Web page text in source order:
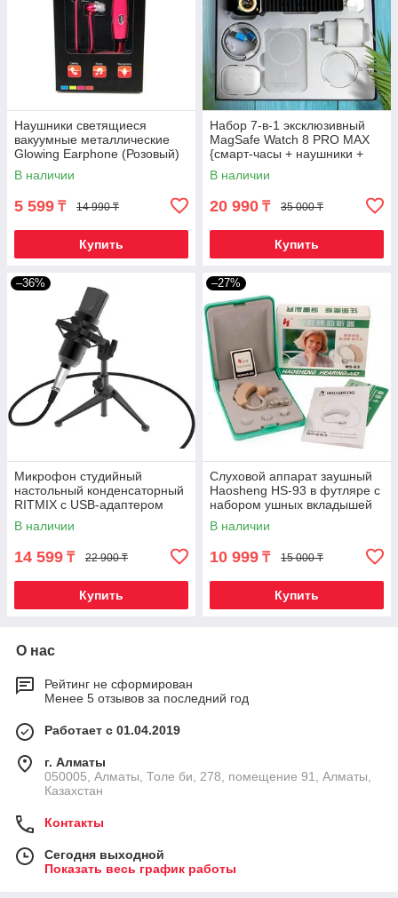
Наушники светящиеся
вакуумные металлические
Glowing Earphone (Розовый)
В наличии
5 599 ₸ 14 990 ₸
Купить
Набор 7-в-1 эксклюзивный
MagSafe Watch 8 PRO MAX
{смарт-часы + наушники +
powerbank + зарядки}
(Черный)
В наличии
20 990 ₸ 35 000 ₸
Купить
–36%
Микрофон студийный
настольный конденсаторный
RITMIX с USB-адаптером
RDM-160
В наличии
14 599 ₸ 22 900 ₸
Купить
–27%
Слуховой аппарат заушный
Haosheng HS-93 в футляре с
набором ушных вкладышей
В наличии
10 999 ₸ 15 000 ₸
Купить
О нас
Рейтинг не сформирован
Менее 5 отзывов за последний год
Работает с 01.04.2019
г. Алматы
050005, Алматы, Толе би, 278, помещение 91, Алматы,
Казахстан
Контакты
Сегодня выходной
Показать весь график работы